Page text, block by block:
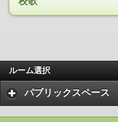
ルーム選択
パブリックスペース